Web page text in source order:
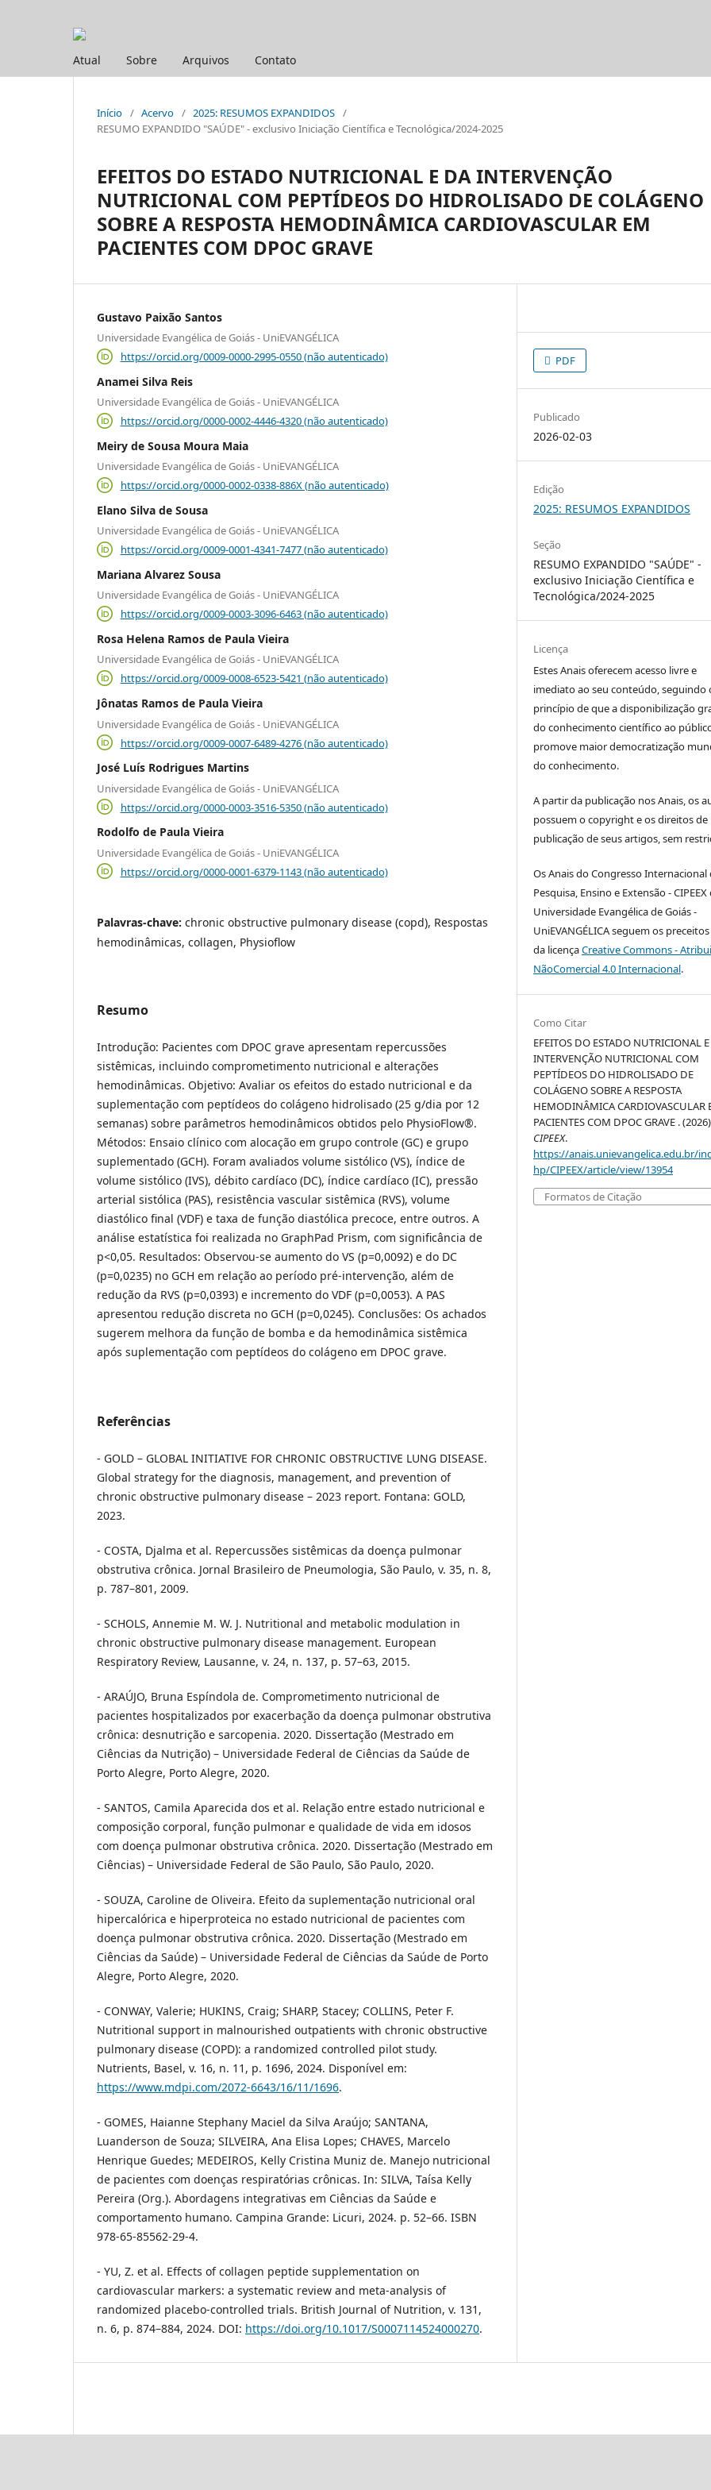
Atual Sobre Arquivos Contato
Início / Acervo / 2025: RESUMOS EXPANDIDOS /
RESUMO EXPANDIDO "SAÚDE" - exclusivo Iniciação Científica e Tecnológica/2024-2025
EFEITOS DO ESTADO NUTRICIONAL E DA INTERVENÇÃO
NUTRICIONAL COM PEPTÍDEOS DO HIDROLISADO DE COLÁGENO
SOBRE A RESPOSTA HEMODINÂMICA CARDIOVASCULAR EM
PACIENTES COM DPOC GRAVE
Gustavo Paixão Santos
Universidade Evangélica de Goiás - UniEVANGÉLICA
https://orcid.org/0009-0000-2995-0550 (não autenticado)
Anamei Silva Reis
Universidade Evangélica de Goiás - UniEVANGÉLICA
https://orcid.org/0000-0002-4446-4320 (não autenticado)
Meiry de Sousa Moura Maia
Universidade Evangélica de Goiás - UniEVANGÉLICA
https://orcid.org/0000-0002-0338-886X (não autenticado)
Elano Silva de Sousa
Universidade Evangélica de Goiás - UniEVANGÉLICA
https://orcid.org/0009-0001-4341-7477 (não autenticado)
Mariana Alvarez Sousa
Universidade Evangélica de Goiás - UniEVANGÉLICA
https://orcid.org/0009-0003-3096-6463 (não autenticado)
Rosa Helena Ramos de Paula Vieira
Universidade Evangélica de Goiás - UniEVANGÉLICA
https://orcid.org/0009-0008-6523-5421 (não autenticado)
Jônatas Ramos de Paula Vieira
Universidade Evangélica de Goiás - UniEVANGÉLICA
https://orcid.org/0009-0007-6489-4276 (não autenticado)
José Luís Rodrigues Martins
Universidade Evangélica de Goiás - UniEVANGÉLICA
https://orcid.org/0000-0003-3516-5350 (não autenticado)
Rodolfo de Paula Vieira
Universidade Evangélica de Goiás - UniEVANGÉLICA
https://orcid.org/0000-0001-6379-1143 (não autenticado)
Palavras-chave: chronic obstructive pulmonary disease (copd), Respostas
hemodinâmicas, collagen, Physioflow
Resumo
Introdução: Pacientes com DPOC grave apresentam repercussões
sistêmicas, incluindo comprometimento nutricional e alterações
hemodinâmicas. Objetivo: Avaliar os efeitos do estado nutricional e da
suplementação com peptídeos do colágeno hidrolisado (25 g/dia por 12
semanas) sobre parâmetros hemodinâmicos obtidos pelo PhysioFlow®.
Métodos: Ensaio clínico com alocação em grupo controle (GC) e grupo
suplementado (GCH). Foram avaliados volume sistólico (VS), índice de
volume sistólico (IVS), débito cardíaco (DC), índice cardíaco (IC), pressão
arterial sistólica (PAS), resistência vascular sistêmica (RVS), volume
diastólico final (VDF) e taxa de função diastólica precoce, entre outros. A
análise estatística foi realizada no GraphPad Prism, com significância de
p<0,05. Resultados: Observou-se aumento do VS (p=0,0092) e do DC
(p=0,0235) no GCH em relação ao período pré-intervenção, além de
redução da RVS (p=0,0393) e incremento do VDF (p=0,0053). A PAS
apresentou redução discreta no GCH (p=0,0245). Conclusões: Os achados
sugerem melhora da função de bomba e da hemodinâmica sistêmica
após suplementação com peptídeos do colágeno em DPOC grave.
Referências
- GOLD – GLOBAL INITIATIVE FOR CHRONIC OBSTRUCTIVE LUNG DISEASE.
Global strategy for the diagnosis, management, and prevention of
chronic obstructive pulmonary disease – 2023 report. Fontana: GOLD,
2023.
- COSTA, Djalma et al. Repercussões sistêmicas da doença pulmonar
obstrutiva crônica. Jornal Brasileiro de Pneumologia, São Paulo, v. 35, n. 8,
p. 787–801, 2009.
- SCHOLS, Annemie M. W. J. Nutritional and metabolic modulation in
chronic obstructive pulmonary disease management. European
Respiratory Review, Lausanne, v. 24, n. 137, p. 57–63, 2015.
- ARAÚJO, Bruna Espíndola de. Comprometimento nutricional de
pacientes hospitalizados por exacerbação da doença pulmonar obstrutiva
crônica: desnutrição e sarcopenia. 2020. Dissertação (Mestrado em
Ciências da Nutrição) – Universidade Federal de Ciências da Saúde de
Porto Alegre, Porto Alegre, 2020.
- SANTOS, Camila Aparecida dos et al. Relação entre estado nutricional e
composição corporal, função pulmonar e qualidade de vida em idosos
com doença pulmonar obstrutiva crônica. 2020. Dissertação (Mestrado em
Ciências) – Universidade Federal de São Paulo, São Paulo, 2020.
- SOUZA, Caroline de Oliveira. Efeito da suplementação nutricional oral
hipercalórica e hiperproteica no estado nutricional de pacientes com
doença pulmonar obstrutiva crônica. 2020. Dissertação (Mestrado em
Ciências da Saúde) – Universidade Federal de Ciências da Saúde de Porto
Alegre, Porto Alegre, 2020.
- CONWAY, Valerie; HUKINS, Craig; SHARP, Stacey; COLLINS, Peter F.
Nutritional support in malnourished outpatients with chronic obstructive
pulmonary disease (COPD): a randomized controlled pilot study.
Nutrients, Basel, v. 16, n. 11, p. 1696, 2024. Disponível em:
https://www.mdpi.com/2072-6643/16/11/1696.
- GOMES, Haianne Stephany Maciel da Silva Araújo; SANTANA,
Luanderson de Souza; SILVEIRA, Ana Elisa Lopes; CHAVES, Marcelo
Henrique Guedes; MEDEIROS, Kelly Cristina Muniz de. Manejo nutricional
de pacientes com doenças respiratórias crônicas. In: SILVA, Taísa Kelly
Pereira (Org.). Abordagens integrativas em Ciências da Saúde e
comportamento humano. Campina Grande: Licuri, 2024. p. 52–66. ISBN
978-65-85562-29-4.
- YU, Z. et al. Effects of collagen peptide supplementation on
cardiovascular markers: a systematic review and meta-analysis of
randomized placebo-controlled trials. British Journal of Nutrition, v. 131,
n. 6, p. 874–884, 2024. DOI: https://doi.org/10.1017/S0007114524000270.
PDF
Publicado
2026-02-03
Edição
2025: RESUMOS EXPANDIDOS
Seção
RESUMO EXPANDIDO "SAÚDE" -
exclusivo Iniciação Científica e
Tecnológica/2024-2025
Licença
Estes Anais oferecem acesso livre e
imediato ao seu conteúdo, seguindo
princípio de que a disponibilização
do conhecimento científico ao
promove maior democratização
do conhecimento.
A partir da publicação nos Anais, os
possuem o copyright e os direitos de
publicação de seus artigos, sem
Os Anais do Congresso Internacional
Pesquisa, Ensino e Extensão - CIPEEX
Universidade Evangélica de Goiás -
UniEVANGÉLICA seguem os
da licençaCreative Commons -
NãoComercial 4.0 Internacional.
Como Citar
EFEITOS DO ESTADO NUTRICIONAL
INTERVENÇÃO NUTRICIONAL COM
PEPTÍDEOS DO HIDROLISADO DE
COLÁGENO SOBRE A RESPOSTA
HEMODINÂMICA CARDIOVASCULAR
PACIENTES COM DPOC GRAVE .
CIPEEX.
https://anais.unievangelica.edu.br/
hp/CIPEEX/article/view/13954
Formatos de Citação